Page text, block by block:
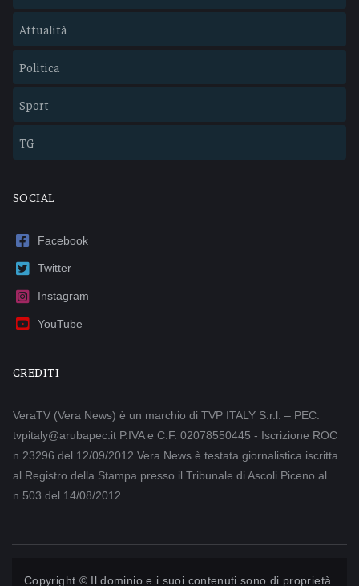
Attualità
Politica
Sport
TG
SOCIAL
Facebook
Twitter
Instagram
YouTube
CREDITI
VeraTV (Vera News) è un marchio di TVP ITALY S.r.l. – PEC:
tvpitaly@arubapec.it P.IVA e C.F. 02078550445 - Iscrizione ROC
n.23296 del 12/09/2012 Vera News è testata giornalistica iscritta
al Registro della Stampa presso il Tribunale di Ascoli Piceno al
n.503 del 14/08/2012.
Copyright © Il dominio e i suoi contenuti sono di proprietà